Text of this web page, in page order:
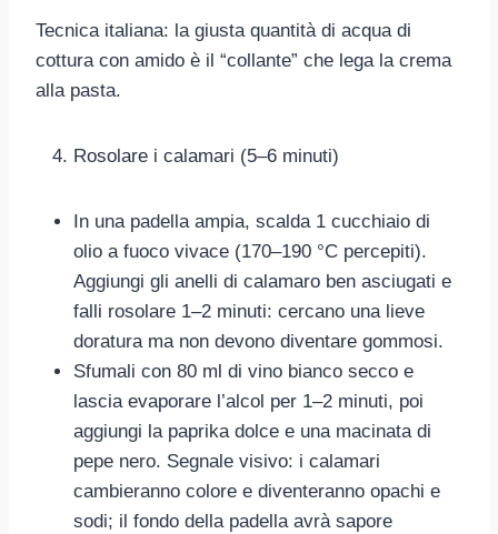
Tecnica italiana: la giusta quantità di acqua di
cottura con amido è il “collante” che lega la crema
alla pasta.
Rosolare i calamari (5–6 minuti)
In una padella ampia, scalda 1 cucchiaio di
olio a fuoco vivace (170–190 °C percepiti).
Aggiungi gli anelli di calamaro ben asciugati e
falli rosolare 1–2 minuti: cercano una lieve
doratura ma non devono diventare gommosi.
Sfumali con 80 ml di vino bianco secco e
lascia evaporare l’alcol per 1–2 minuti, poi
aggiungi la paprika dolce e una macinata di
pepe nero. Segnale visivo: i calamari
cambieranno colore e diventeranno opachi e
sodi; il fondo della padella avrà sapore